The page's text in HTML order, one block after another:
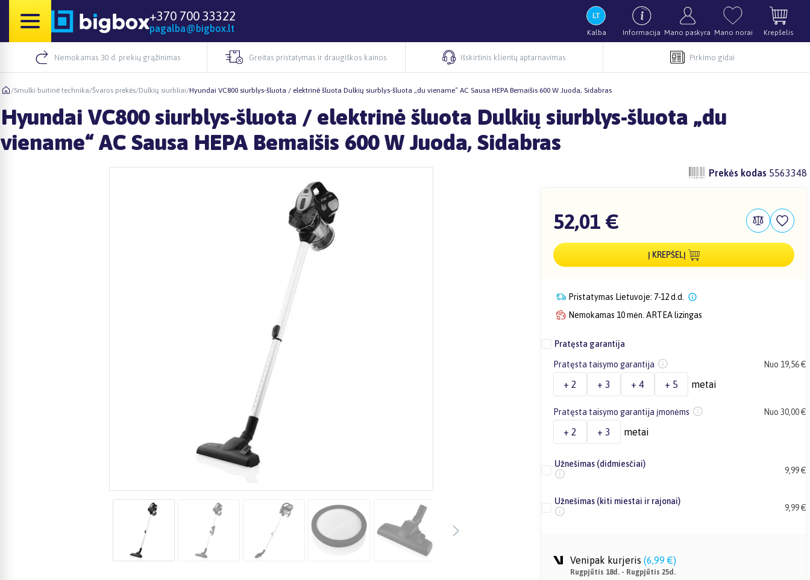
+370 700 33322
pagalba@bigbox.lt Kalba Informacija Mano paskyra Mano norai Krepšelis
Nemokamas 30 d. prekių grąžinimas Greitas pristatymas ir draugiškos kainos Išskirtinis klientų aptarnavimas Pirkimo gidai
/Smulki buitinė technika/Švaros prekės/Dulkių siurbliai/Hyundai VC800 siurblys-šluota / elektrinė šluota Dulkių siurblys-šluota „du viename“ AC Sausa HEPA Bemaišis 600 W Juoda, Sidabras
Hyundai VC800 siurblys-šluota / elektrinė šluota Dulkių siurblys-šluota „du
viename“ AC Sausa HEPA Bemaišis 600 W Juoda, Sidabras
Prekės kodas 5563348
52,01 €
Į KREPŠELĮ
Pristatymas Lietuvoje: 7-12 d.d.
Nemokamas 10 mėn. ARTEA lizingas
Pratęsta garantija
Pratęsta taisymo garantija Nuo 19,56 €
+ 2 + 3 + 4 + 5 metai
Pratęsta taisymo garantija įmonėms Nuo 30,00 €
+ 2 + 3 metai
Užnešimas (didmiesčiai)
9,99 €
Užnešimas (kiti miestai ir rajonai)
9,99 €
Venipak kurjeris (6,99 €)
Rugpjūtis 18d. - Rugpjūtis 25d.